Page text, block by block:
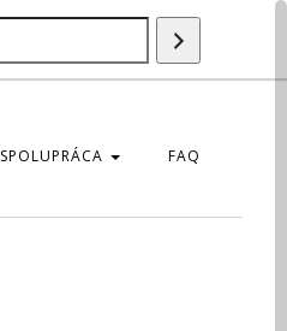
produktu
SPOLUPRÁCA FAQ